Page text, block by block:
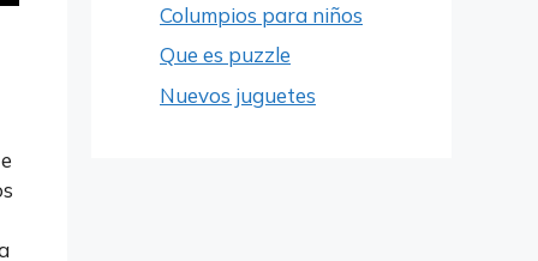
Columpios para niños
Que es puzzle
Nuevos juguetes